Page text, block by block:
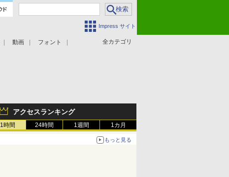
Impress サイト
全カテゴリ
動画 フォント
アクセスランキング
1時間 24時間 1週間 1カ月
もっと見る